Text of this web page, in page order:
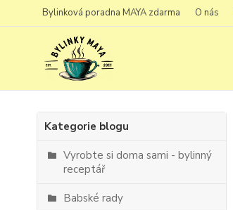
Bylinková poradna MAYA zdarma O nás
Kategorie blogu
Vyrobte si doma sami - bylinný
receptář
Babské rady